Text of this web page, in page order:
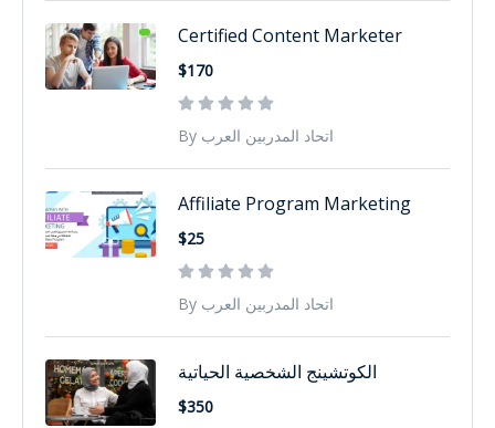
Certified Content Marketer
$170
By اتحاد المدربين العرب
Affiliate Program Marketing
$25
By اتحاد المدربين العرب
الكوتشينج الشخصية الحياتية
$350